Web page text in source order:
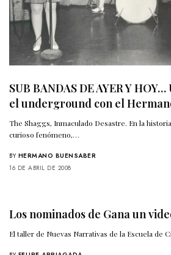
SUB BANDAS DE AYER Y
el underground con el
The Shaggs, Inmaculado Desastre. En la
curioso fenómeno,…
BY HERMANO BUENSABER
16 DE ABRIL DE 2008
Los nominados de Gana un
El taller de Nuevas Narrativas de la Escuela de